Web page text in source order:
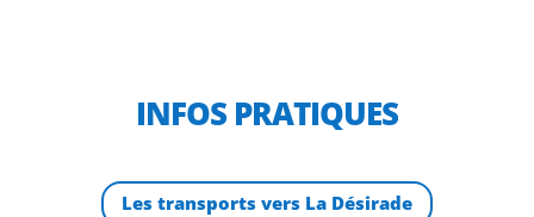
INFOS PRATIQUES
Les transports vers La Désirade